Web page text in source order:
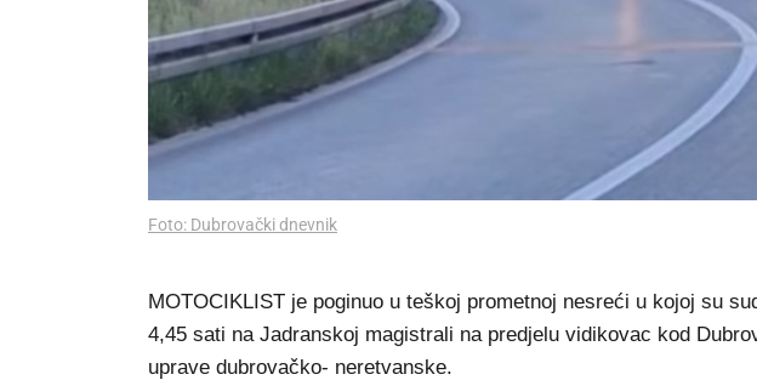
Foto: Dubrovački dnevnik
MOTOCIKLIST je poginuo u teškoj prometnoj nesreći u kojoj su
4,45 sati na Jadranskoj magistrali na predjelu vidikovac kod
uprave dubrovačko- neretvanske.